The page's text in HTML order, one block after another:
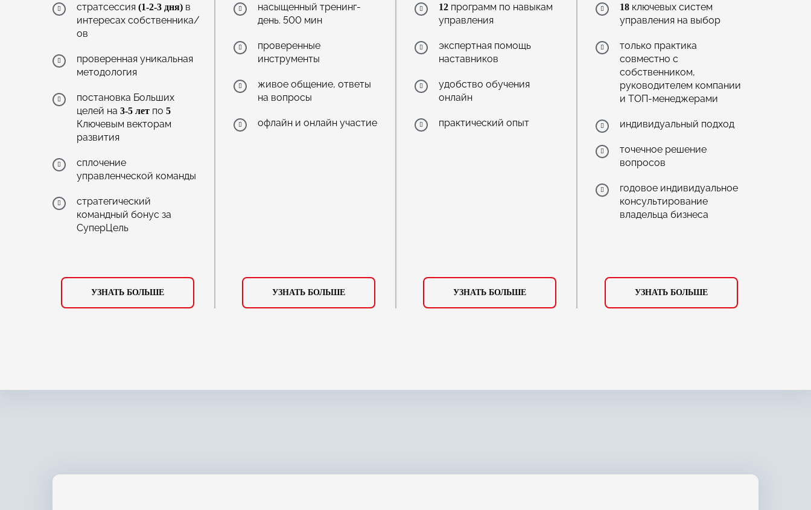
стратсессия (1-2-3 дня) в
интересах собственника/
ов
проверенная уникальная
методология
постановка Больших
целей на 3-5 лет по 5
Ключевым векторам
развития
сплочение
управленческой команды
стратегический
командный бонус за
СуперЦель
УЗНАТЬ БОЛЬШЕ
насыщенный тренинг-
день. 500 мин
проверенные
инструменты
живое общение, ответы
на вопросы
офлайн и онлайн участие
УЗНАТЬ БОЛЬШЕ
12 программ по навыкам
управления
экспертная помощь
наставников
удобство обучения
онлайн
практический опыт
УЗНАТЬ БОЛЬШЕ
18 ключевых систем
управления на выбор
только практика
совместно с
собственником,
руководителем компании
и ТОП-менеджерами
индивидуальный подход
точечное решение
вопросов
годовое индивидуальное
консультирование
владельца бизнеса
УЗНАТЬ БОЛЬШЕ